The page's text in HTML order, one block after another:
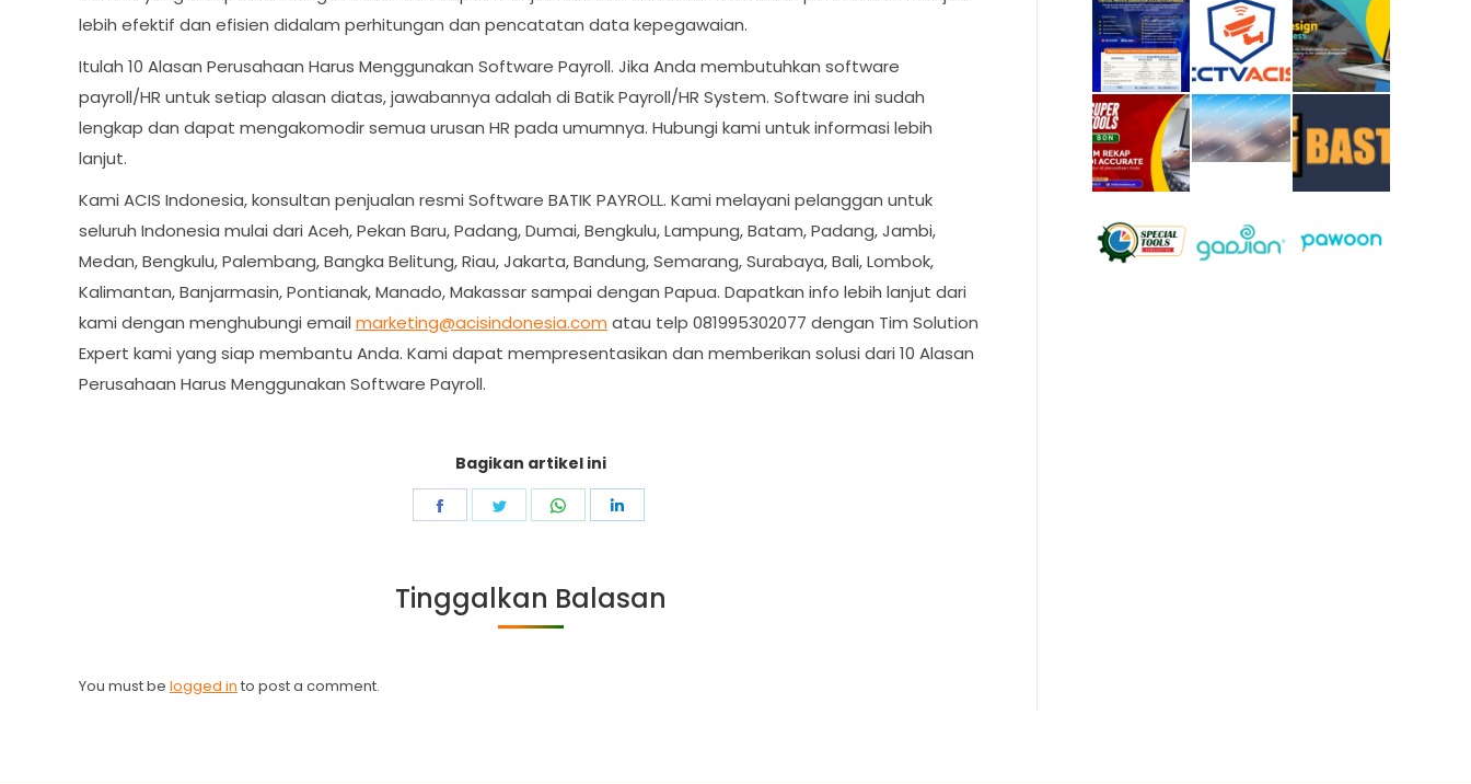
lebih efektif dan efisien didalam perhitungan dan pencatatan data kepegawaian.
Itulah 10 Alasan Perusahaan Harus Menggunakan Software Payroll. Jika Anda membutuhkan software
payroll/HR untuk setiap alasan diatas, jawabannya adalah di Batik Payroll/HR System. Software ini sudah
lengkap dan dapat mengakomodir semua urusan HR pada umumnya. Hubungi kami untuk informasi lebih
lanjut.
Kami ACIS Indonesia, konsultan penjualan resmi Software BATIK PAYROLL. Kami melayani pelanggan untuk
seluruh Indonesia mulai dari Aceh, Pekan Baru, Padang, Dumai, Bengkulu, Lampung, Batam, Padang, Jambi,
Medan, Bengkulu, Palembang, Bangka Belitung, Riau, Jakarta, Bandung, Semarang, Surabaya, Bali, Lombok,
Kalimantan, Banjarmasin, Pontianak, Manado, Makassar sampai dengan Papua. Dapatkan info lebih lanjut dari
kami dengan menghubungi email marketing@acisindonesia.com atau telp 081995302077 dengan Tim Solution
Expert kami yang siap membantu Anda. Kami dapat mempresentasikan dan memberikan solusi dari 10 Alasan
Perusahaan Harus Menggunakan Software Payroll.
Bagikan artikel ini
Share
Share
Share
Tinggalkan Balasan
You must be logged in to post a comment.